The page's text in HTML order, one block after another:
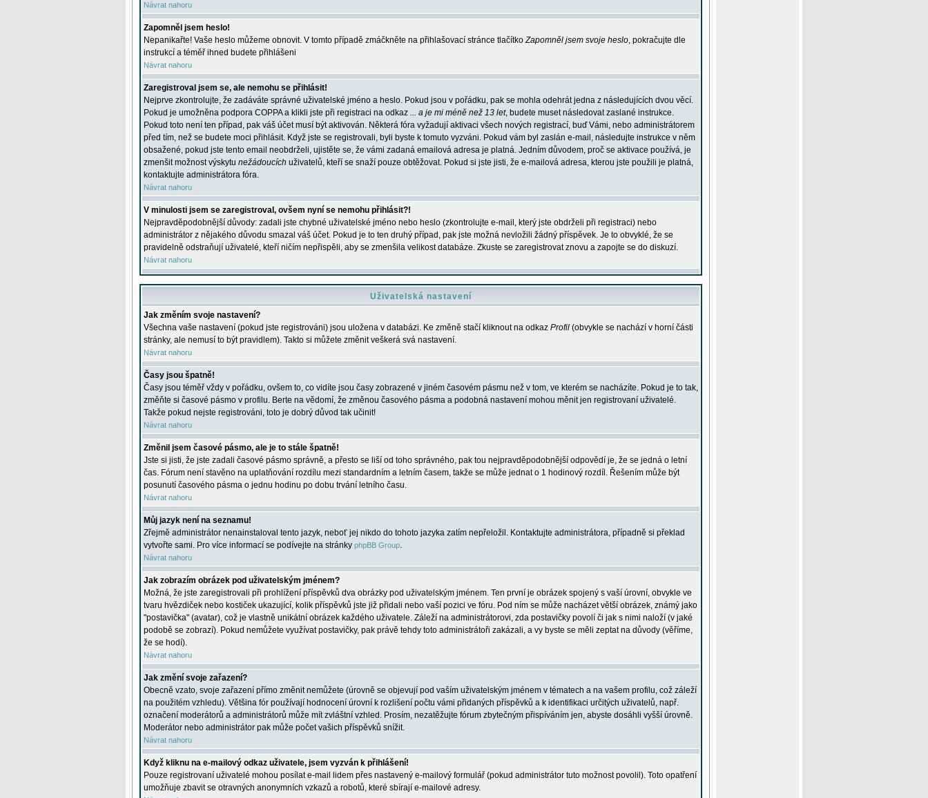
Návrat nahoru
Zapomněl jsem heslo!
Nepanikařte! Vaše heslo můžeme obnovit. V tomto případě zmáčkněte na přihlašovací stránce tlačítkoZapomněl jsem svoje heslo, pokračujte dle
instrukcí a téměř ihned budete přihlášeni
Návrat nahoru
Zaregistroval jsem se, ale nemohu se přihlásit!
Nejprve zkontrolujte, že zadáváte správné uživatelské jméno a heslo. Pokud jsou v pořádku, pak se mohla odehrát jedna z následujících dvou věcí.
Pokud je umožněna podpora COPPA a klikli jste při registraci na odkaz ... a je mi méně než 13 let, budete muset následovat zaslané instrukce.
Pokud toto není ten případ, pak váš účet musí být aktivován. Některá fóra vyžadují aktivaci všech nových registrací, buď Vámi, nebo administrátorem
před tím, než se budete moci přihlásit. Když jste se registrovali, byli byste k tomuto vyzváni. Pokud vám byl zaslán e-mail, následujte instrukce v něm
obsažené, pokud jste tento email neobdrželi, ujistěte se, že vámi zadaná emailová adresa je platná. Jedním důvodem, proč se aktivace používá, je
zmenšit možnost výskytu nežádoucích uživatelů, kteří se snaží pouze obtěžovat. Pokud si jste jisti, že e-mailová adresa, kterou jste použili je platná,
kontaktujte administrátora fóra.
Návrat nahoru
V minulosti jsem se zaregistroval, ovšem nyní se nemohu přihlásit?!
Nejpravděpodobnější důvody: zadali jste chybné uživatelské jméno nebo heslo (zkontrolujte e-mail, který jste obdrželi při registraci) nebo
administrátor z nějakého důvodu smazal váš účet. Pokud je to ten druhý případ, pak jste možná nevložili žádný příspěvek. Je to obvyklé, že se
pravidelně odstraňují uživatelé, kteří ničím nepřispěli, aby se zmenšila velikost databáze. Zkuste se zaregistrovat znovu a zapojte se do diskuzí.
Návrat nahoru
Uživatelská nastavení
Jak změním svoje nastavení?
Všechna vaše nastavení (pokud jste registrováni) jsou uložena v databázi. Ke změně stačí kliknout na odkaz Profil (obvykle se nachází v horní části
stránky, ale nemusí to být pravidlem). Takto si můžete změnit veškerá svá nastavení.
Návrat nahoru
Časy jsou špatně!
Časy jsou téměř vždy v pořádku, ovšem to, co vidíte jsou časy zobrazené v jiném časovém pásmu než v tom, ve kterém se nacházíte. Pokud je to tak,
změňte si časové pásmo v profilu. Berte na vědomí, že změnou časového pásma a podobná nastavení mohou měnit jen registrovaní uživatelé.
Takže pokud nejste registrováni, toto je dobrý důvod tak učinit!
Návrat nahoru
Změnil jsem časové pásmo, ale je to stále špatně!
Jste si jisti, že jste zadali časové pásmo správně, a přesto se liší od toho správného, pak tou nejpravděpodobnější odpovědí je, že se jedná o letní
čas. Fórum není stavěno na uplatňování rozdílu mezi standardním a letním časem, takže se může jednat o 1 hodinový rozdíl. Řešením může být
posunutí časového pásma o jednu hodinu po dobu trvání letního času.
Návrat nahoru
Můj jazyk není na seznamu!
Zřejmě administrátor nenainstaloval tento jazyk, neboť jej nikdo do tohoto jazyka zatím nepřeložil. Kontaktujte administrátora, případně si překlad
vytvořte sami. Pro více informací se podívejte na stránky phpBB Group.
Návrat nahoru
Jak zobrazím obrázek pod uživatelským jménem?
Možná, že jste zaregistrovali při prohlížení příspěvků dva obrázky pod uživatelským jménem. Ten první je obrázek spojený s vaší úrovní, obvykle ve
tvaru hvězdiček nebo kostiček ukazující, kolik příspěvků jste již přidali nebo vaší pozici ve fóru. Pod ním se může nacházet větší obrázek, známý jako
"postavička" (avatar), což je vlastně unikátní obrázek každého uživatele. Záleží na administrátorovi, zda postavičky povolí či jak s nimi naloží (v jaké
podobě se zobrazí). Pokud nemůžete využívat postavičky, pak právě tehdy toto administrátoři zakázali, a vy byste se měli zeptat na důvody (věříme,
že se hodí).
Návrat nahoru
Jak změní svoje zařazení?
Obecně vzato, svoje zařazení přímo změnit nemůžete (úrovně se objevují pod vaším uživatelským jménem v tématech a na vašem profilu, což záleží
na použitém vzhledu). Většina fór používají hodnocení úrovní k rozlišení počtu vámi přidaných příspěvků a k identifikaci určitých uživatelů, např.
označení moderátorů a administrátorů může mít zvláštní vzhled. Prosím, nezatěžujte fórum zbytečným přispíváním jen, abyste dosáhli vyšší úrovně.
Moderátor nebo administrátor pak může počet vašich příspěvků snížit.
Návrat nahoru
Když kliknu na e-mailový odkaz uživatele, jsem vyzván k přihlášení!
Pouze registrovaní uživatelé mohou posílat e-mail lidem přes nastavený e-mailový formulář (pokud administrátor tuto možnost povolil). Toto opatření
umožňuje zbavit se otravných anonymních vzkazů a robotů, které sbírají e-mailové adresy.